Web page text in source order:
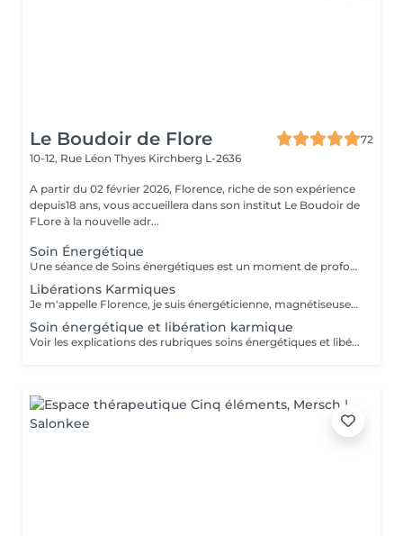
Le Boudoir de Flore
72
10-12, Rue Léon Thyes Kirchberg L-2636
A partir du 02 février 2026, Florence, riche de son expérience
depuis18 ans, vous accueillera dans son institut Le Boudoir de
FLore à la nouvelle adr...
Soin Énergétique
Une séance de Soins énergétiques est un moment de profond bien-être et de lâcher-prise, un moment précieux pour vous reconnecter avec vous-même. L'harmonisation énergétique permet de prendre soin de soi sans être envahi par le mental et les émotions, de libérer les blocages et mémoires du passé, de (re)trouver pleinement son potentiel d'énergie, sa force vitale et créatrice, de s'aimer et s'accepter et enfin, vivre l'amour inconditionnel, d'être en paix avec soi même et de ressentir centrage et légèreté. Les soins énergétiques que je pratique nettoient les différents corps énergétiques (physique, émotionnel, mental, spirituel) et visent à dissoudre les blocages et les croyances limitantes qui nous empêchent d'avancer positivement dans la vie. Avant tout travail énergétique, quelle que soit la méthode holistique, il est important de procéder à un diagnostic énergétique de la personne. A qui s'adresse le soin énergétique ? Ils peuvent être réalisés sur tout le monde, à tous âges, quelques soient les antécédents, les maladies et les traitements en cours. Les Soins Energétiques ne présentent pas de contre-indication, prévoir juste un temps de repos après une séance. A noter que ces thérapies ne remplacent pas, en aucun cas, la médecine conventionnelle. Mon approche énergétique est dépouillée de toute attache religieuse et ne demande pas au consultant de cheminement spirituel particulier. NB : chaque minute additionnelle au temps prévu sera facturée 1€. Merci. Pour une première expérience, choisissez la séance de 75 mn.
Libérations Karmiques
Je m'appelle Florence, je suis énergéticienne, magnétiseuse, passeuse d'âme, karmathérapeute et médium clairaudiente et clairvoyante. Les soins karmiques que je propose sont des soins énergétiques qui vont essentiellement travailler sur votre structure énergétique reliée à votre vie actuelle afin de libérer et nettoyer les empreintes de ces mémoires ancestrales négatives. Les soins karmiques et transgénérationnels consistent à aller libérer des mémoires, des blessures et blocages issus de nos vies antérieures dont votre structure énergétique porte encore l'empreinte. Certaines de ces mémoires douloureuses se rattachent directement à votre âme, d'autres sont associées à votre famille, dans ce cas nous parlons de mémoires transgénérationnelles. Lorsque je travaille sur des mémoires karmiques, grâce à la médiumnité, je peux retracer vos vies antérieures et voir précisément les blocages, les blessures, les émotions négatives liés à vos problèmes actuels. Vous allez vivre des moments de partage, et vous sentirez cette libération karmique par des sensations d'apaisement et de soulagement. Je conseille de faire dans un premier temps le soin énergétique et ensuite le soin libération karmique. Voter traitement en sera beaucoup plus efficace Vous allez prendre conscience pour quelles raisons vous êtes attiré par certains lieux, certaines personnalités etc. Cela donnera l'explication également sur vos comportements, vos préférences, vos craintes. NB : pour chaque minute additionnelle au temps prévu sera facturée 1€. Merci
Soin énergétique et libération karmique
Voir les explications des rubriques soins énergétiques et libérations karmiques. Pour chaque minute additionnelle au temps prévu, 1€ sera facturé. Merci de votre compréhension.